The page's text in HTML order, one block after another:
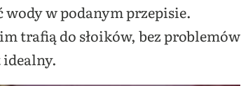
wody w podanym przepisie.
trafią do słoików, bez problemów